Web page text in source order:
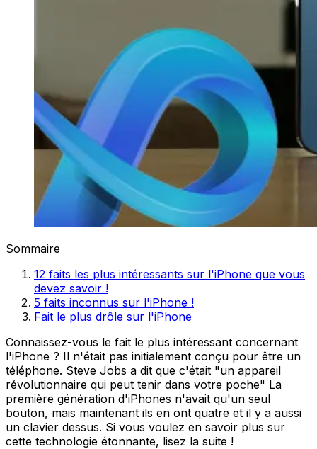
Sommaire
12 faits les plus intéressants sur l'iPhone que vous
devez savoir !
5 faits inconnus sur l'iPhone !
Fait le plus drôle sur l'iPhone
Connaissez-vous le fait le plus intéressant concernant
l'iPhone ? Il n'était pas initialement conçu pour être un
téléphone. Steve Jobs a dit que c'était "un appareil
révolutionnaire qui peut tenir dans votre poche" La
première génération d'iPhones n'avait qu'un seul
bouton, mais maintenant ils en ont quatre et il y a aussi
un clavier dessus. Si vous voulez en savoir plus sur
cette technologie étonnante, lisez la suite !